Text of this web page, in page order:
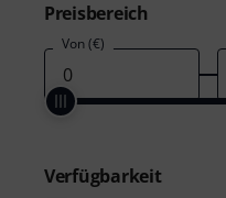
Preisbereich
Von (€)
Verfügbarkeit